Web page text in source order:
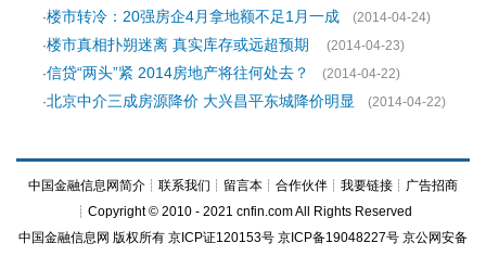
·楼市转冷：20强房企4月拿地额不足1月一成
(2014-04-24)
·楼市真相扑朔迷离 真实库存或远超预期
(2014-04-23)
·信贷“两头”紧 2014房地产将往何处去？
(2014-04-22)
·北京中介三成房源降价 大兴昌平东城降价明显 (2014-04-22)
中国金融信息网简介 ┊ 联系我们 ┊ 留言本 ┊ 合作伙伴 ┊ 我要链接 ┊ 广告招商
┊Copyright © 2010 - 2021 cnfin.com All Rights Reserved
中国金融信息网 版权所有 京ICP证120153号 京ICP备19048227号 京公网安备